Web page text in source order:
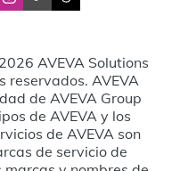
AVEVA Solutions
reservados. AVEVA
de AVEVA Group
de AVEVA y los
de AVEVA son
de servicio de